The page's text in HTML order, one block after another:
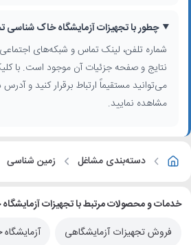
چطور با تجهیزات آزمایشگاه خاک شناسی
شماره تلفن، لینک تماس و شبکه‌های
نتایج و صفحه جزئیات آن موجود است. با
می‌توانید مستقیماً ارتباط برقرار کنید و
مشاهده نمایید.
دسته‌بندی مشاغل زمین شناسی
خدمات و محصولات مرتبط با تجهیزات
فروش تجهیزات آزمایشگاهی